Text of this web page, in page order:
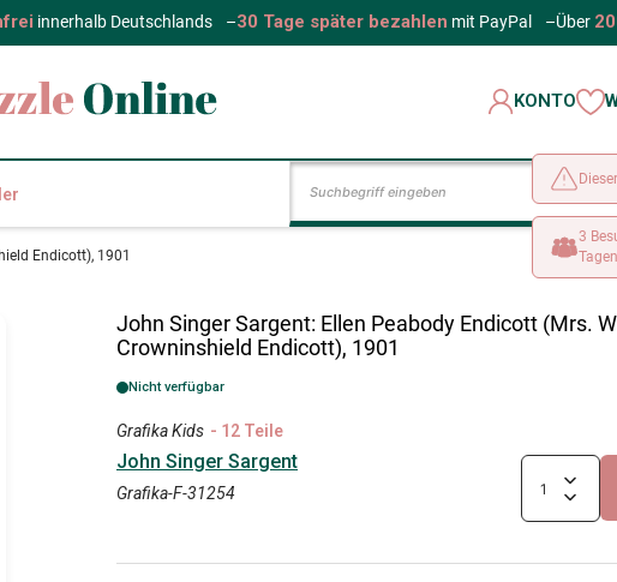
innerhalb Deutschlands –30 Tage später bezahlen mit PayPal –Über
KONTO
Endicott), 1901
John Singer Sargent: Ellen Peabody Endicott (Mrs.
Crowninshield Endicott), 1901
Nicht verfügbar
Grafika Kids - 12 Teile
John Singer Sargent
Grafika-F-31254
3